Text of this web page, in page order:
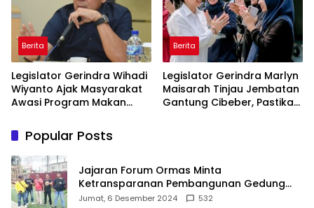
Berita
Legislator Gerindra Wihadi
Wiyanto Ajak Masyarakat
Awasi Program Makan
Sasaran
Berita
Legislator Gerindra Marlyn
Maisarah Tinjau Jembatan
Gantung Cibeber, Pastikan
Popular Posts
Jajaran Forum Ormas Minta
Ketransparanan Pembangunan Gedung
Damkar Di Kecamatan Cisoka
Jumat, 6 Desember 2024 532